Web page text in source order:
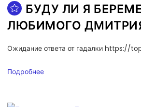
БУДУ ЛИ Я
ЛЮБИМОГО
Ожидание ответа от гадалки https://
Подробнее